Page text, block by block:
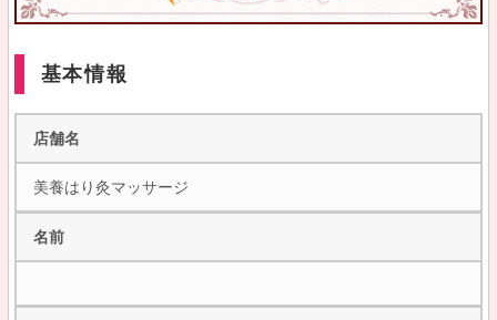
基本情報
店舗名
美養はり灸マッサージ
名前